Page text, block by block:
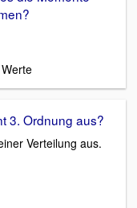
3. Ordnung aus?
Verteilung aus.